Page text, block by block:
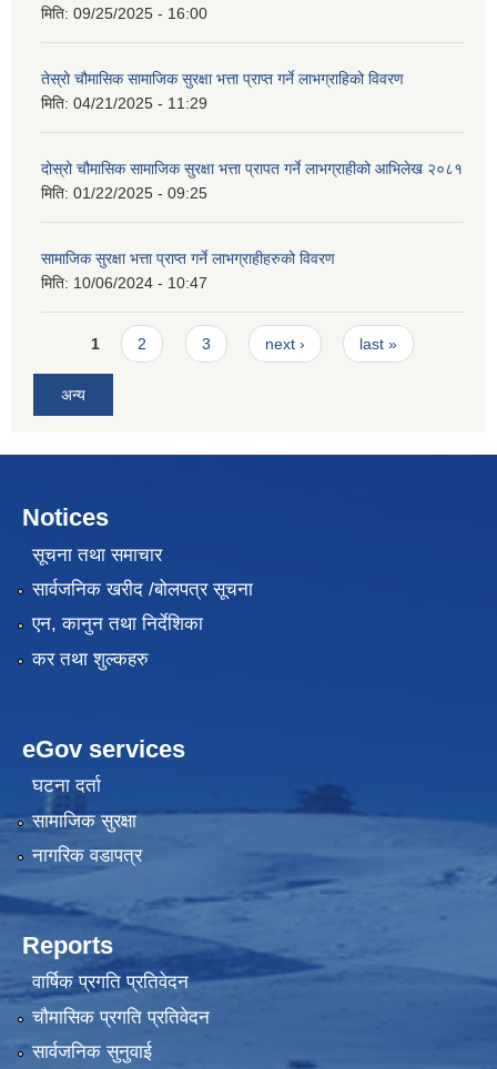
मिति: 09/25/2025 - 16:00
तेस्रो चौमासिक सामाजिक सुरक्षा भत्ता प्राप्त गर्ने लाभग्राहिको विवरण
मिति: 04/21/2025 - 11:29
दोस्रो चौमासिक सामाजिक सुरक्षा भत्ता प्रापत गर्ने लाभग्राहीको आभिलेख २०८१
मिति: 01/22/2025 - 09:25
सामाजिक सुरक्षा भत्ता प्राप्त गर्ने लाभग्राहीहरुको विवरण
मिति: 10/06/2024 - 10:47
Pages
1 2 3 next › last »
अन्य
Notices
सूचना तथा समाचार
सार्वजनिक खरीद /बोलपत्र सूचना
एन, कानुन तथा निर्देशिका
कर तथा शुल्कहरु
eGov services
घटना दर्ता
सामाजिक सुरक्षा
नागरिक वडापत्र
Reports
वार्षिक प्रगति प्रतिवेदन
चौमासिक प्रगति प्रतिवेदन
सार्वजनिक सुनुवाई